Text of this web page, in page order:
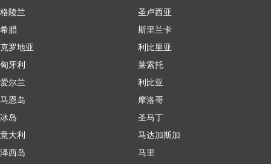
格陵兰
希腊
克罗地亚
匈牙利
爱尔兰
马恩岛
冰岛
意大利
泽西岛
圣卢西亚
斯里兰卡
利比里亚
莱索托
利比亚
摩洛哥
圣马丁
马达加斯加
马里